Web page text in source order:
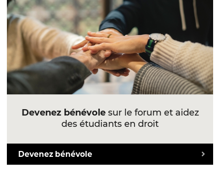
Devenez bénévolesur le forum et aidez
des étudiants en droit
Devenez bénévole